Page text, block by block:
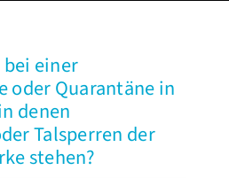
bei einer
oder Quarantäne in
denen
Talsperren der
stehen?